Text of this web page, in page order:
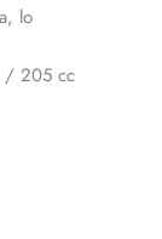
lo
/ 205 cc